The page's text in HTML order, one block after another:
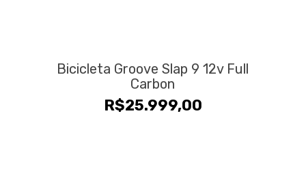
Bicicleta Groove Slap 9 12v Full
Carbon
R$25.999,00